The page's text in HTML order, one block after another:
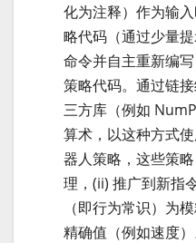
化为注释）作为输
略代码（通过少量
命令并自主重新编
策略代码。通过链
三方库（例如
算术，以这种方式
器人策略，这些策
理，(ii) 推广到新指
（即行为常识）为
精确值（例如速度）